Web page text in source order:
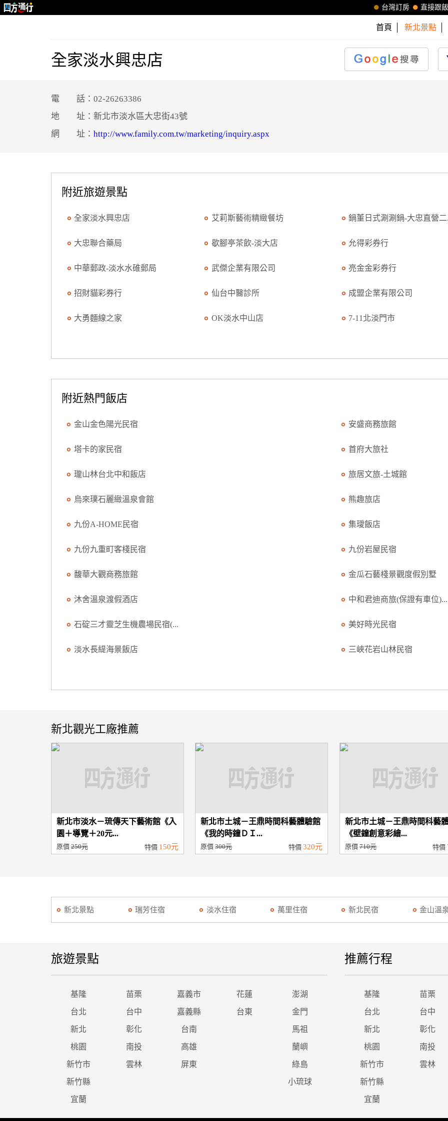
直接跟
台灣訂房
首頁 新北景點
全家淡水興忠店
電 話：02-26263386
地 址：新北市淡水區大忠街43號
網 址： http://www.family.com.tw/marketing/inquiry.aspx
附近旅遊景點
全家淡水興忠店 艾莉斯藝術精緻餐坊 鍋董日式涮涮鍋-大忠直營二
大忠聯合藥局 歇腳亭茶飲-淡大店 允得彩券行
中華郵政-淡水水碓郵局 武傑企業有限公司 亮金金彩券行
招財貓彩券行 仙台中醫診所 成盟企業有限公司
大勇麵線之家 OK淡水中山店 7-11北淡門市
附近熱門飯店
金山金色陽光民宿 安盛商務旅館
塔卡的家民宿 首府大旅社
瓏山林台北中和飯店 旅居文旅-土城館
烏來璞石麗緻溫泉會館 熊趣旅店
九份A-HOME民宿 集璦飯店
九份九重町客棧民宿 九份岩屋民宿
馥華大觀商務旅館 金瓜石藝棧景觀度假別墅
沐舍溫泉渡假酒店 中和君迪商旅(保證有車位)...
石碇三才靈芝生機農場民宿(... 美好時光民宿
淡水長緹海景飯店 三峽花岩山林民宿
新北觀光工廠推薦
新北市淡水－琉傳天下藝術館《入
園＋導覽＋20元...
原價 250元 特價 150元
新北市土城－王鼎時間科藝體驗館
《我的時鐘ＤＩ...
原價300元 特價320元
新北市土城－王鼎時間科藝
《壁鐘創意彩繪...
原價710元 特價
新北景點 瑞芳住宿 淡水住宿 萬里住宿 新北民宿 金山溫
旅遊景點
基隆 苗栗 嘉義市 花蓮 澎湖
台北 台中 嘉義縣 台東 金門
新北 彰化 台南 馬祖
桃園 南投 高雄 蘭嶼
新竹市 雲林 屏東 綠島
新竹縣 小琉球
宜蘭
推薦行程
基隆 苗栗
台北 台中
新北 彰化
桃園 南投
新竹市 雲林
新竹縣
宜蘭